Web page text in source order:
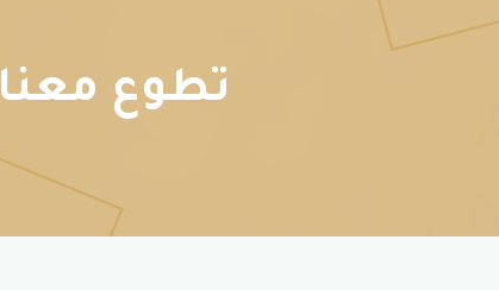
تطوع معنا